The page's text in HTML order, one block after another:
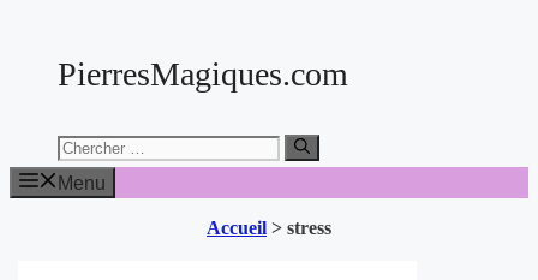
contenuPierresMagiques.com
Chercher:
Menu
Accueil > stress